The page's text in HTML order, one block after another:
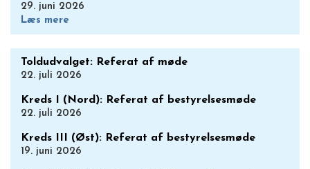
29. juni 2026
Læs mere
Toldudvalget: Referat af møde
22. juli 2026
Kreds I (Nord): Referat af bestyrelsesmøde
22. juli 2026
Kreds III (Øst): Referat af bestyrelsesmøde
19. juni 2026